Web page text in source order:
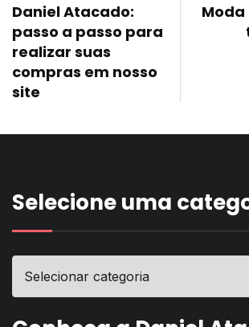
Daniel Atacado:
passo a passo para
realizar suas
compras em nosso
site
Moda
Selecione uma